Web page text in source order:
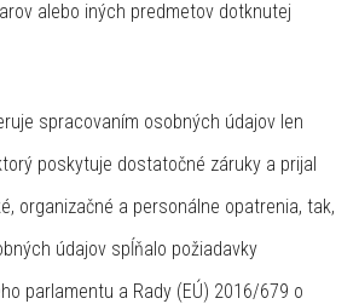
alebo iných predmetov dotknutej
spracovaním osobných údajov len
poskytuje dostatočné záruky a prijal
organizačné a personálne opatrenia, tak,
údajov spĺňalo požiadavky
parlamentu a Rady (EÚ) 2016/679 o